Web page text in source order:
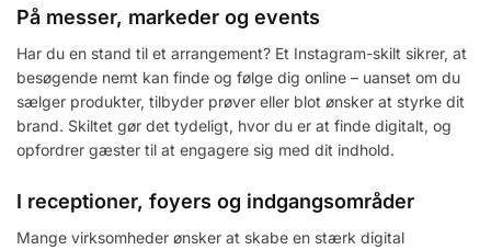
På messer, markeder og events
Har du en stand til et arrangement? Et Instagram-skilt sikrer, at
besøgende nemt kan finde og følge dig online – uanset om du
sælger produkter, tilbyder prøver eller blot ønsker at styrke dit
brand. Skiltet gør det tydeligt, hvor du er at finde digitalt, og
opfordrer gæster til at engagere sig med dit indhold.
I receptioner, foyers og indgangsområder
Mange virksomheder ønsker at skabe en stærk digital